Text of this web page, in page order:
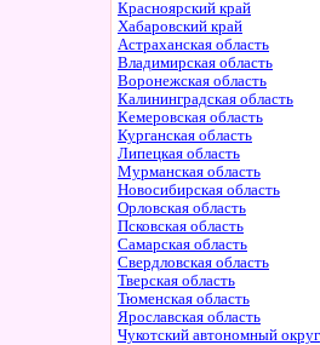
Красноярский край
Хабаровский край
Астраханская область
Владимирская область
Воронежская область
Калининградская область
Кемеровская область
Курганская область
Липецкая область
Мурманская область
Новосибирская область
Орловская область
Псковская область
Самарская область
Свердловская область
Тверская область
Тюменская область
Ярославская область
Чукотский автономный округ